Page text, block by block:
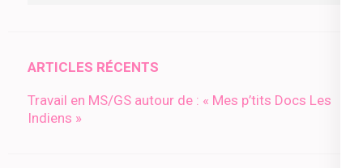
ARTICLES RÉCENTS
Travail en MS/GS autour de : « Mes p’tits Docs Les
Indiens »